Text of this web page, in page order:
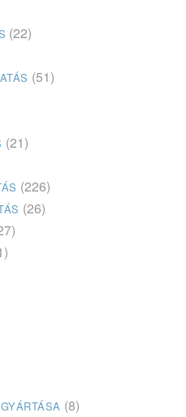
(22)
(51)
(21)
(226)
(26)
(8)